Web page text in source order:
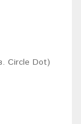
Circle Dot)